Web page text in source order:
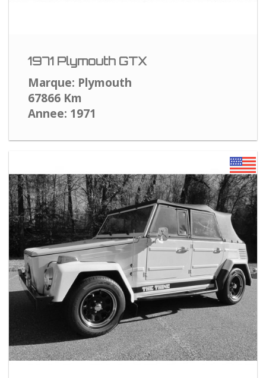
1971 Plymouth GTX
Marque: Plymouth
67866 Km
Annee: 1971